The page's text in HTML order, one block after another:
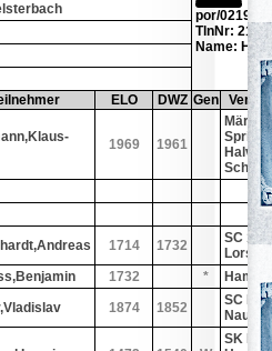
por/
TlnNr: 219
Name:
ELO DWZ Gen
1969 1961
Halver-
Schal
1714 1732
SC
Lorsch
1732 *
1874 1852
SC Bad
SK Bad